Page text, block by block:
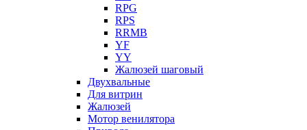
RPG
RPS
RRMB
YF
YY
Жалюзей шаговый
Двухвальные
Для витрин
Жалюзей
Мотор венилятора